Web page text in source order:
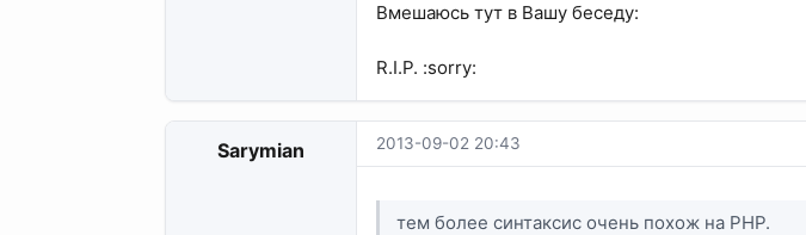
Вмешаюсь тут в Вашу беседу:
R.I.P. :sorry:
Sarymian 2013-09-02 20:43
тем более синтаксис очень похож на PHP.